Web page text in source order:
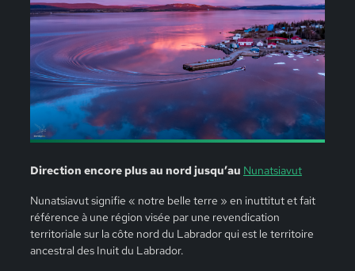
Direction encore plus au nord jusqu’au Nunatsiavut
Nunatsiavut signifie « notre belle terre » en inuttitut et fait
référence à une région visée par une revendication
territoriale sur la côte nord du Labrador qui est le territoire
ancestral des Inuit du Labrador.